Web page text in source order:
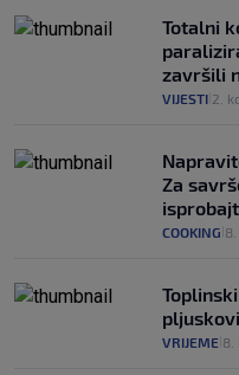
Totalni
završili
VIJESTI 2.
Za
COOKING 8.
VRIJEME 8.